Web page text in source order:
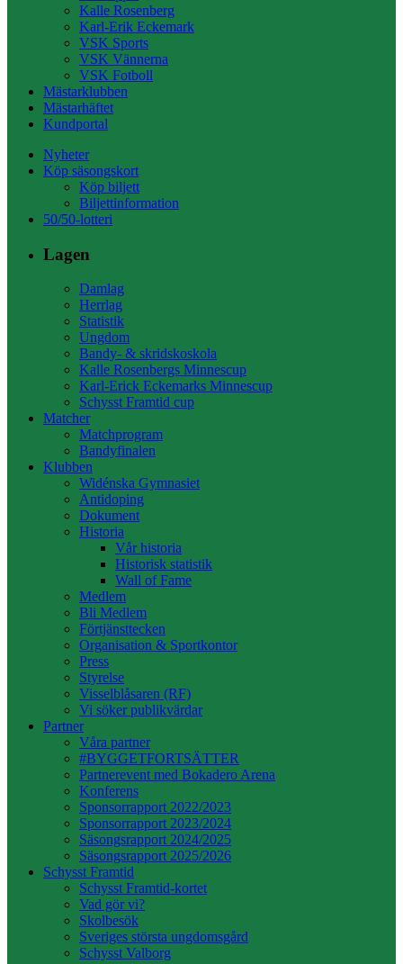
Kalle Rosenberg
Karl-Erik Eckemark
VSK Sports
VSK Vännerna
VSK Fotboll
Mästarklubben
Mästarhäftet
Kundportal
Nyheter
Köp säsongskort
Köp biljett
Biljettinformation
50/50-lotteri
Lagen
Damlag
Herrlag
Statistik
Ungdom
Bandy- & skridskoskola
Kalle Rosenbergs Minnescup
Karl-Erick Eckemarks Minnescup
Schysst Framtid cup
Matcher
Matchprogram
Bandyfinalen
Klubben
Widénska Gymnasiet
Antidoping
Dokument
Historia
Vår historia
Historisk statistik
Wall of Fame
Medlem
Bli Medlem
Förtjänsttecken
Organisation & Sportkontor
Press
Styrelse
Visselblåsaren (RF)
Vi söker publikvärdar
Partner
Våra partner
#BYGGETFORTSÄTTER
Partnerevent med Bokadero Arena
Konferens
Sponsorrapport 2022/2023
Sponsorrapport 2023/2024
Säsongsrapport 2024/2025
Säsongsrapport 2025/2026
Schysst Framtid
Schysst Framtid-kortet
Vad gör vi?
Skolbesök
Sveriges största ungdomsgård
Schysst Valborg